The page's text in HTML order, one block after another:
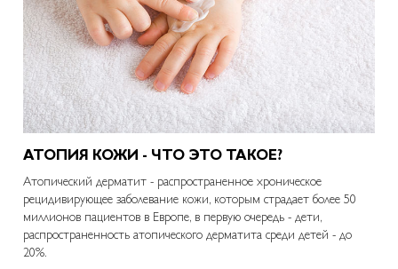
АТОПИЯ КОЖИ - ЧТО ЭТО ТАКОЕ?
Атопический дерматит - распространенное хроническое
рецидивирующее заболевание кожи, которым страдает более 50
миллионов пациентов в Европе, в первую очередь - дети,
распространенность атопического дерматита среди детей - до
20%.